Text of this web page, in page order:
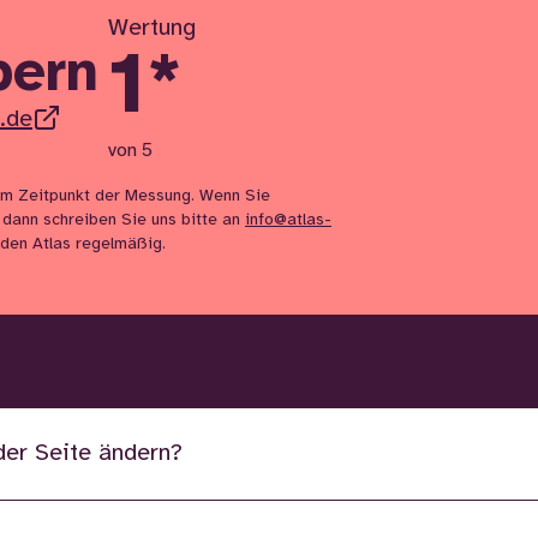
Wertung
1*
von 5
Zeitpunkt der Messung. Wenn Sie
schreiben Sie uns bitte an info@atlas-
Atlas regelmäßig.
Seite ändern?